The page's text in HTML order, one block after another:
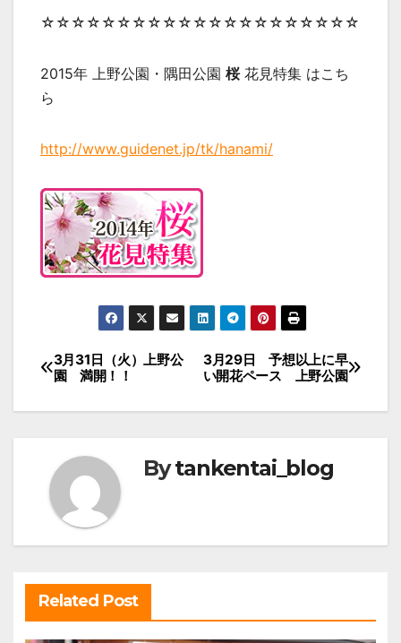
☆☆☆☆☆☆☆☆☆☆☆☆☆☆☆☆☆☆☆☆☆
2015年 上野公園・隅田公園 桜花見特集 はこち
ら
http://www.guidenet.jp/tk/hanami/
投
稿
ナ
ゲ
ー
シ
ョ
ン
3月29日 予想以上に早
い開花ペース 上野公園
3月31日（火）上野公
園 満開！！
Bytankentai_blog
Related Post